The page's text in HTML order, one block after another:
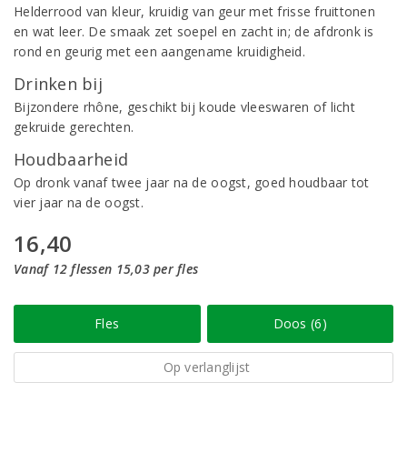
Helderrood van kleur, kruidig van geur met frisse fruittonen
en wat leer. De smaak zet soepel en zacht in; de afdronk is
rond en geurig met een aangename kruidigheid.
Drinken bij
Bijzondere rhône, geschikt bij koude vleeswaren of licht
gekruide gerechten.
Houdbaarheid
Op dronk vanaf twee jaar na de oogst, goed houdbaar tot
vier jaar na de oogst.
16,40
Vanaf 12 flessen 15,03 per fles
Fles Doos (6)
Op verlanglijst